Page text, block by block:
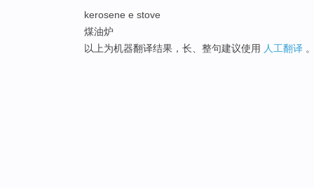
kerosene e stove
煤油炉
以上为机器翻译结果，长、整句建议使用 人工翻译